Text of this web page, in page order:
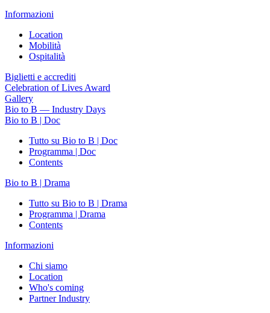
Informazioni
Location
Mobilità
Ospitalità
Biglietti e accrediti
Celebration of Lives Award
Gallery
Bio to B — Industry Days
Bio to B | Doc
Tutto su Bio to B | Doc
Programma | Doc
Contents
Bio to B | Drama
Tutto su Bio to B | Drama
Programma | Drama
Contents
Informazioni
Chi siamo
Location
Who's coming
Partner Industry